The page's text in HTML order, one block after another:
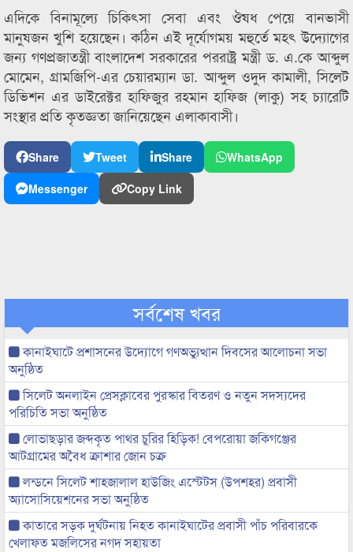
এদিকে বিনামূল্যে চিকিৎসা সেবা এবং ঔষধ পেয়ে বানভাসী
মানুষজন খুশি হয়েছেন। কঠিন এই দূর্যোগময় মহুর্তে মহৎ উদ্যোগের
জন্য গণপ্রজাতন্ত্রী বাংলাদেশ সরকারের পররাষ্ট্র মন্ত্রী ড. এ.কে আব্দুল
মোমেন, গ্রামজিপি-এর চেয়ারম্যান ডা. আব্দুল ওদুদ কামালী, সিলেট
ডিভিশন এর ডাইরেক্টর হাফিজুর রহমান হাফিজ (লাকু) সহ চ্যারেটি
সংস্থার প্রতি কৃতজ্ঞতা জানিয়েছেন এলাকাবাসী।
Share Tweet Share
WhatsApp
Messenger
Copy Link
সর্বশেষ খবর
কানাইঘাটে প্রশাসনের উদ্যোগে গণঅভ্যুত্থান দিবসের আলোচনা সভা
অনুষ্ঠিত
সিলেট অনলাইন প্রেসক্লাবের পুরস্কার বিতরণ ও নতুন সদস্যদের
পরিচিতি সভা অনুষ্ঠিত
লোভাছড়ার জব্দকৃত পাথর চুরির হিড়িক! বেপরোয়া জকিগঞ্জের
আটগ্রামের অবৈধ ক্রাশার জোন চক্র
লন্ডনে সিলেট শাহজালাল হাউজিং এস্টেটস (উপশহর) প্রবাসী
অ্যাসোসিয়েশনের সভা অনুষ্ঠিত
কাতারে সড়ক দুর্ঘটনায় নিহত কানাইঘাটের প্রবাসী পাঁচ পরিবারকে
খেলাফত মজলিসের নগদ সহায়তা